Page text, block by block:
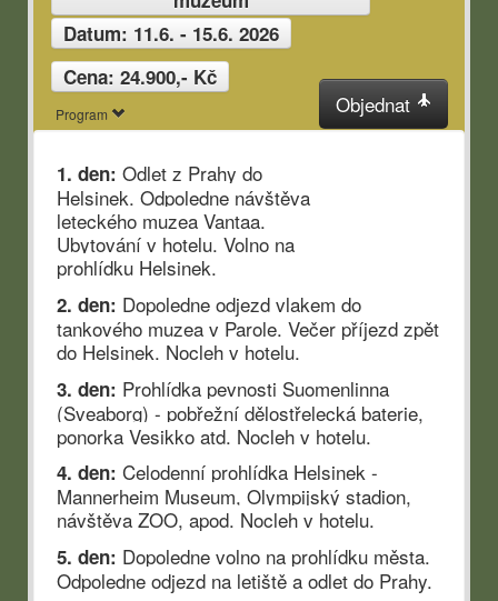
Datum: 11.6. - 15.6. 2026
Cena: 24.900,- Kč
Program Objednat
1. den:Odlet z Prahy do
Helsinek. Odpoledne návštěva
leteckého muzea Vantaa.
Ubytování v hotelu. Volno na
prohlídku Helsinek.
2. den: Dopoledne odjezd vlakem do
tankového muzea v Parole. Večer příjezd zpět
do Helsinek. Nocleh v hotelu.
3. den: Prohlídka pevnosti Suomenlinna
(Sveaborg) - pobřežní dělostřelecká baterie,
ponorka Vesikko atd. Nocleh v hotelu.
4. den:Celodenní prohlídka Helsinek -
Mannerheim Museum, Olympijský stadion,
návštěva ZOO, apod. Nocleh v hotelu.
5. den: Dopoledne volno na prohlídku města.
Odpoledne odjezd na letiště a odlet do Prahy.